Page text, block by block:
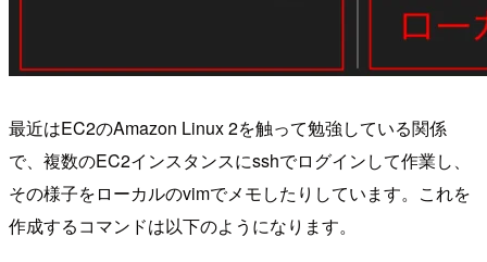
最近はEC2のAmazon Linux 2を触って勉強している関係
で、複数のEC2インスタンスにsshでログインして作業し、
その様子をローカルのvimでメモしたりしています。これを
作成するコマンドは以下のようになります。